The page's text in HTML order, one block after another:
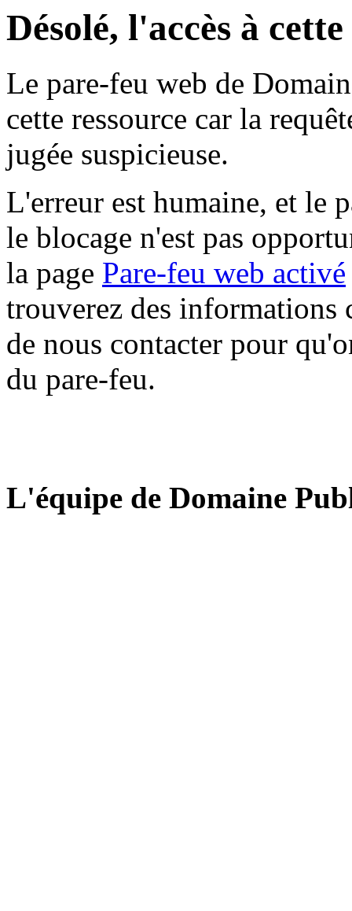
Désolé, l'accès à
Le pare-feu web de
cette ressource car la
jugée suspicieuse.
L'erreur est humaine, et le
le blocage n'est pas
la page Pare-feu web activé
trouverez des informations
de nous contacter pour
du pare-feu.
L'équipe de Domaine